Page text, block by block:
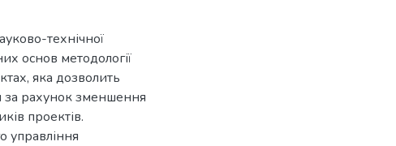
технічної
основ методології
яка дозволить
за рахунок зменшення
проектів.
управління